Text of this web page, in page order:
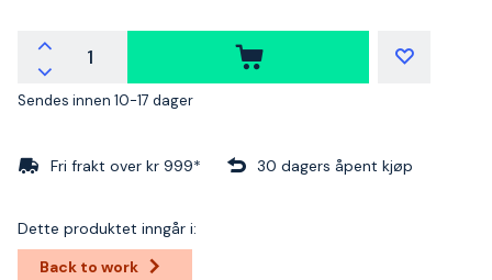
Sendes innen 10-17 dager
Fri frakt over kr 999* 30 dagers åpent kjøp
Dette produktet inngår i:
Back to work